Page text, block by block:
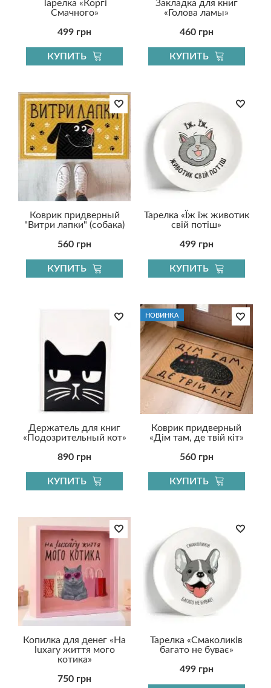
Тарелка «Коргі
Смачного»
499 грн
КУПИТЬ
Закладка для книг
«Голова ламы»
460 грн
КУПИТЬ
Коврик придверный
"Витри лапки" (собака)
560 грн
КУПИТЬ
Тарелка «Їж їж животик
свій потіш»
499 грн
КУПИТЬ
Держатель для книг
«Подозрительный кот»
890 грн
КУПИТЬ
НОВИНКА
Коврик придверный
«Дім там, де твій кіт»
560 грн
КУПИТЬ
Копилка для денег «На
luxary життя мого
котика»
750 грн
Тарелка «Смаколиків
багато не буває»
499 грн